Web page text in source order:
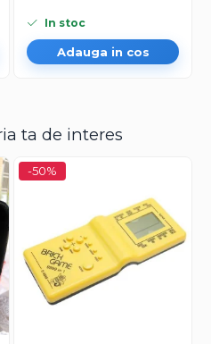
In stoc
Adauga in cos
ta de interes
-50%